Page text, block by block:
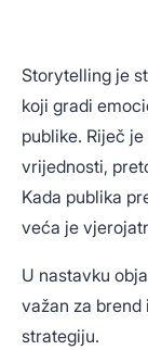
Storytelling je
koji gradi
publike. Riječ
vrijednosti,
Kada publika
veća je
U nastavku
važan za
strategiju.